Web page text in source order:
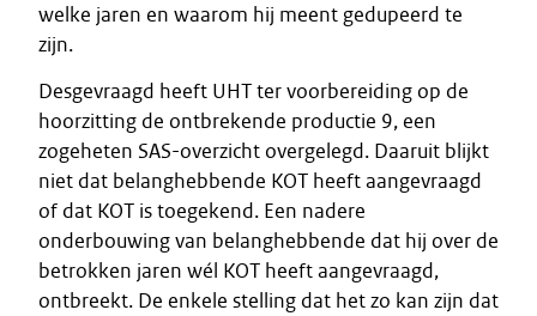
welke jaren en waarom hij meent gedupeerd te
zijn.
Desgevraagd heeft UHT ter voorbereiding op de
hoorzitting de ontbrekende productie 9, een
zogeheten SAS-overzicht overgelegd. Daaruit blijkt
niet dat belanghebbende KOT heeft aangevraagd
of dat KOT is toegekend. Een nadere
onderbouwing van belanghebbende dat hij over de
betrokken jaren wél KOT heeft aangevraagd,
ontbreekt. De enkele stelling dat het zo kan zijn dat